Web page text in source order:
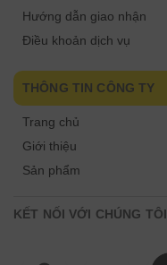
Hướng dẫn giao nhận
Điều khoản dịch vụ
THÔNG TIN CÔNG TY
Trang chủ
Giới thiệu
Sản phẩm
KẾT NỐI VỚI CHÚNG TÔI